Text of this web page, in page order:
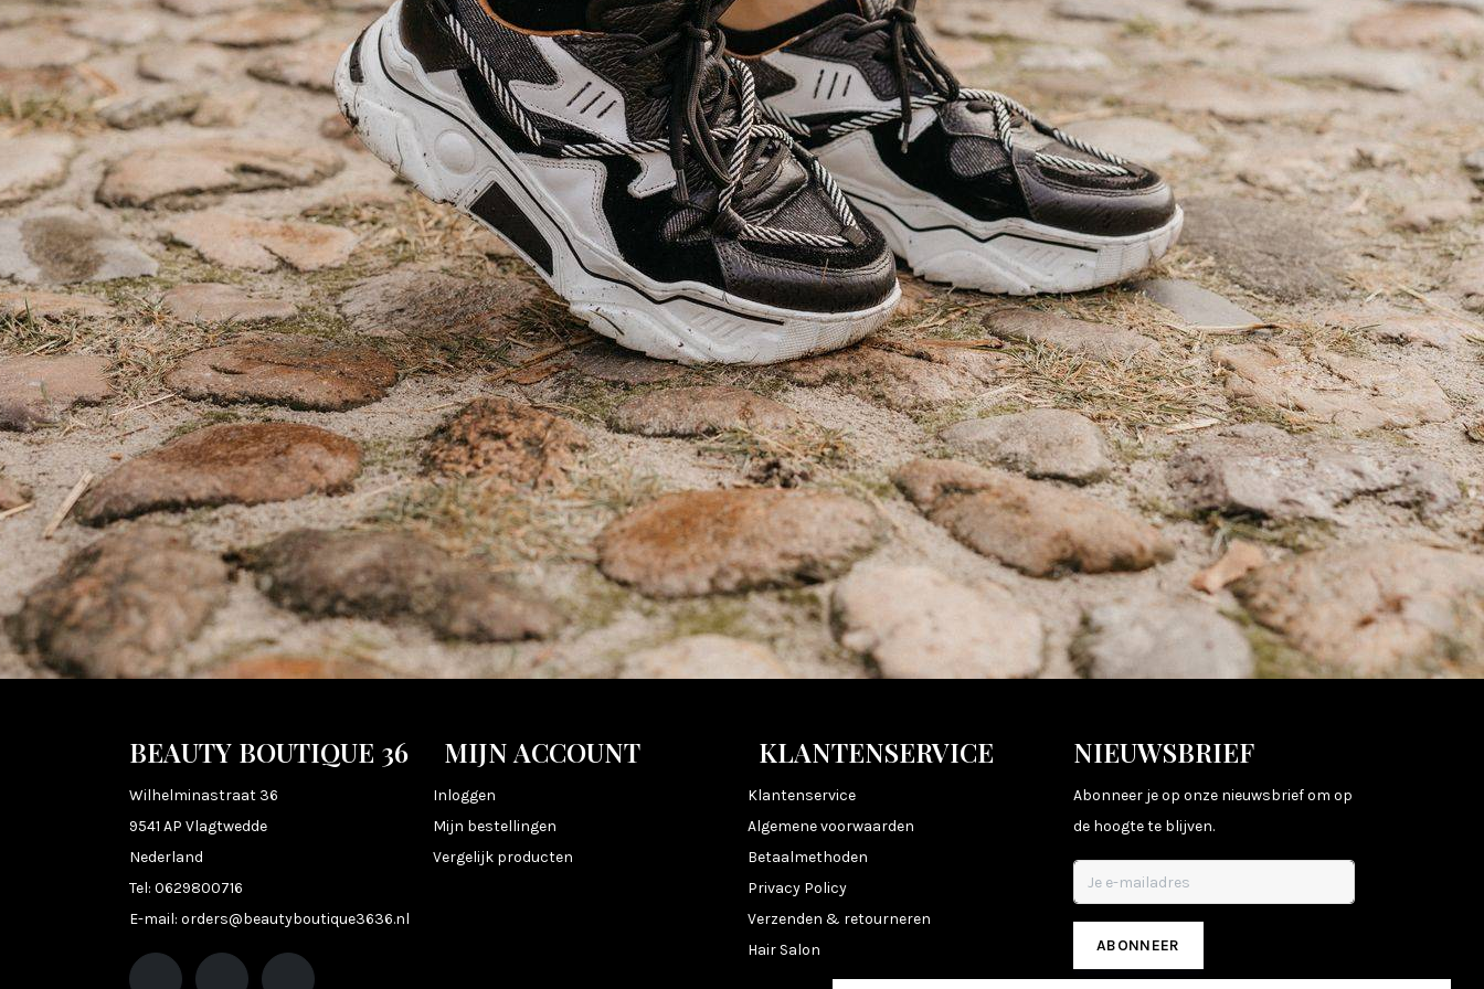
BEAUTY BOUTIQUE 36
Wilhelminastraat 36
9541 AP Vlagtwedde
Nederland
Tel: 0629800716
E-mail: orders@beautyboutique3636.nl
MIJN ACCOUNT
Inloggen
Mijn bestellingen
Vergelijk producten
KLANTENSERVICE
Klantenservice
Algemene voorwaarden
Betaalmethoden
Privacy Policy
Verzenden & retourneren
Hair Salon
NIEUWSBRIEF
Abonneer je op onze nieuwsbrief om op
de hoogte te blijven.
ABONNEER